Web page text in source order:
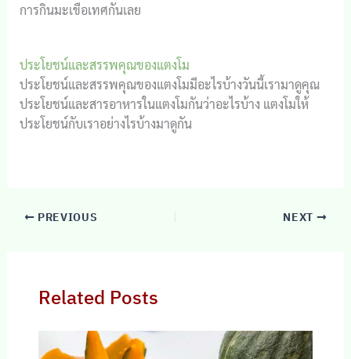
การกินมะเขือเทศกันเลย
ประโยชน์และสรรพคุณของแตงโม
ประโยชน์และสรรพคุณของแตงโมมีอะไรบ้างวันนี้เรามาดูคุณ
ประโยชน์และสารอาหารในแตงโมกันว่าอะไรบ้าง แตงโมให้
ประโยชน์กับเราอย่างไรบ้างมาดูกัน
PREVIOUS NEXT
Related Posts